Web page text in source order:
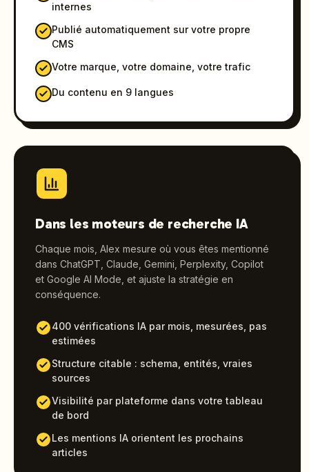
internes
Publié automatiquement sur votre propre
CMS
Votre marque, votre domaine, votre trafic
Du contenu en 9 langues
Dans les moteurs de recherche IA
Chaque mois, Alex mesure où vous êtes mentionné
dans ChatGPT, Claude, Gemini, Perplexity, Copilot
et Google AI Mode, et ajuste la stratégie en
conséquence.
400 vérifications IA par mois, mesurées, pas
estimées
Structure citable : schema, entités, vraies
sources
Visibilité par plateforme dans votre tableau
de bord
Les mentions IA orientent les prochains
articles